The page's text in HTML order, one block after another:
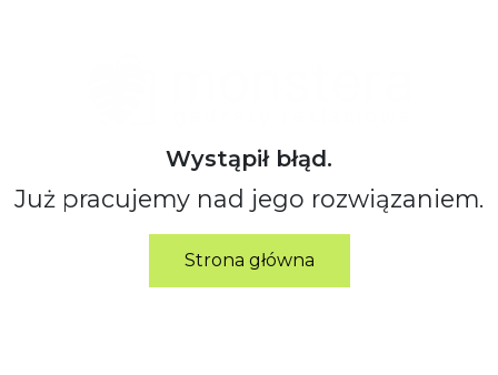
Wystąpił błąd.
Już pracujemy nad jego rozwiązaniem.
Strona główna